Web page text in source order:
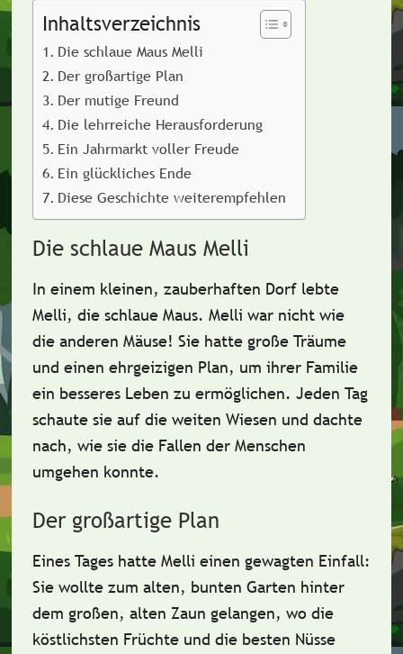
Inhaltsverzeichnis
Die schlaue Maus Melli
Der großartige Plan
Der mutige Freund
Die lehrreiche Herausforderung
Ein Jahrmarkt voller Freude
Ein glückliches Ende
Diese Geschichte weiterempfehlen
Die schlaue Maus Melli
In einem kleinen, zauberhaften Dorf lebte
Melli, die schlaue Maus. Melli war nicht wie
die anderen Mäuse! Sie hatte große Träume
und einen ehrgeizigen Plan, um ihrer Familie
ein besseres Leben zu ermöglichen. Jeden Tag
schaute sie auf die weiten Wiesen und dachte
nach, wie sie die Fallen der Menschen
umgehen konnte.
Der großartige Plan
Eines Tages hatte Melli einen gewagten Einfall:
Sie wollte zum alten, bunten Garten hinter
dem großen, alten Zaun gelangen, wo die
köstlichsten Früchte und die besten Nüsse